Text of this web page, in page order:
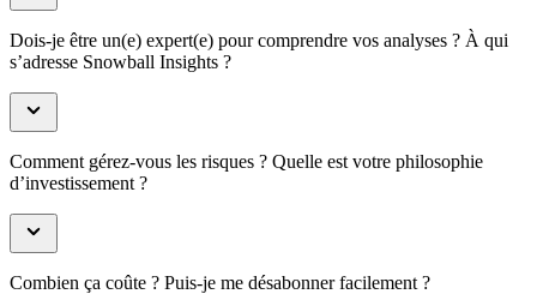
Dois-je être un(e) expert(e) pour comprendre vos analyses ? À qui
s’adresse Snowball Insights ?
Comment gérez-vous les risques ? Quelle est votre philosophie
d’investissement ?
Combien ça coûte ? Puis-je me désabonner facilement ?